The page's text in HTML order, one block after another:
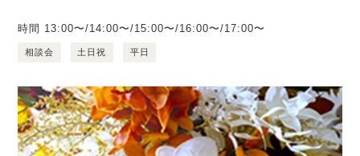
時間 13:00〜/14:00〜/15:00〜/16:00〜/17:00〜
相談会 土日祝 平日